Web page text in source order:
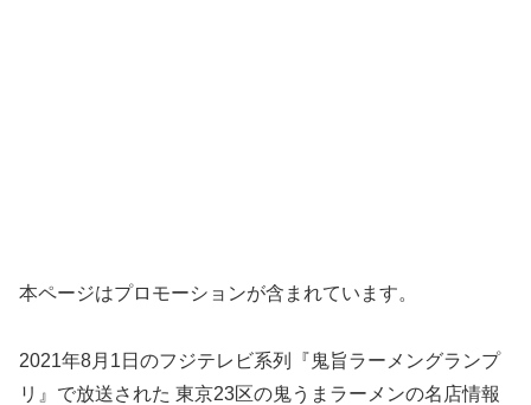
本ページはプロモーションが含まれています。
2021年8月1日のフジテレビ系列『鬼旨ラーメングランプ
リ』で放送された 東京23区の鬼うまラーメンの名店情報